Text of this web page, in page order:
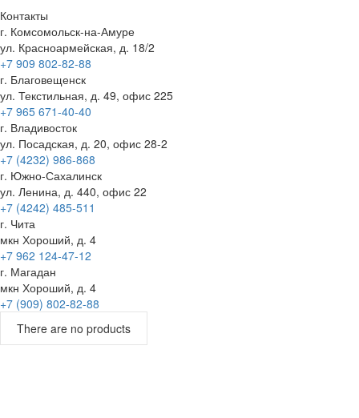
Контакты
г. Комсомольск-на-Амуре
ул. Красноармейская, д. 18/2
+7 909 802-82-88
г. Благовещенск
ул. Текстильная, д. 49, офис 225
+7 965 671-40-40
г. Владивосток
ул. Посадская, д. 20, офис 28-2
+7 (4232) 986-868
г. Южно-Сахалинск
ул. Ленина, д. 440, офис 22
+7 (4242) 485-511
г. Чита
мкн Хороший, д. 4
+7 962 124-47-12
г. Магадан
мкн Хороший, д. 4
+7 (909) 802-82-88
There are no products